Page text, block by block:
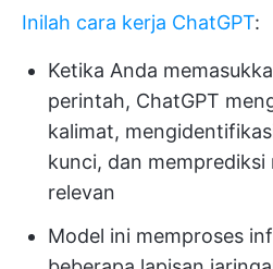
Inilah cara kerja ChatGPT:
Ketika Anda
perintah, ChatGPT
kalimat,
kunci, dan
relevan
Model ini memproses